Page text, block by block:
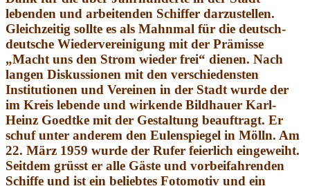
lebenden und arbeitenden Schiffer darzustellen.
Gleichzeitig sollte es als Mahnmal für die deutsch-
deutsche Wiedervereinigung mit der Prämisse
„Macht uns den Strom wieder frei“ dienen. Nach
langen Diskussionen mit den verschiedensten
Institutionen und Vereinen in der Stadt wurde der
im Kreis lebende und wirkende Bildhauer Karl-
Heinz Goedtke mit der Gestaltung beauftragt. Er
schuf unter anderem den Eulenspiegel in Mölln. Am
22. März 1959 wurde der Rufer feierlich eingeweiht.
Seitdem grüsst er alle Gäste und vorbeifahrenden
Schiffe und ist ein beliebtes Fotomotiv und ein